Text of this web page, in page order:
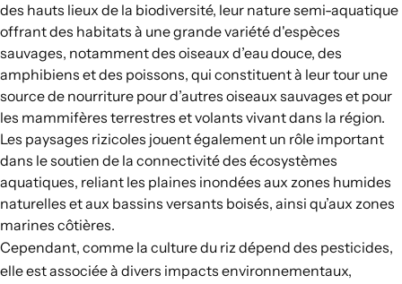
des hauts lieux de la biodiversité, leur nature semi-aquatique
offrant des habitats à une grande variété d'espèces
sauvages, notamment des oiseaux d’eau douce, des
amphibiens et des poissons, qui constituent à leur tour une
source de nourriture pour d’autres oiseaux sauvages et pour
les mammifères terrestres et volants vivant dans la région.
Les paysages rizicoles jouent également un rôle important
dans le soutien de la connectivité des écosystèmes
aquatiques, reliant les plaines inondées aux zones humides
naturelles et aux bassins versants boisés, ainsi qu’aux zones
marines côtières.
Cependant, comme la culture du riz dépend des pesticides,
elle est associée à divers impacts environnementaux,